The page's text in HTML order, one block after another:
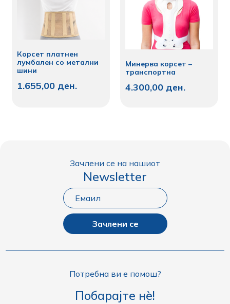
Корсет платнен
лумбален со метални
шини
1.655,00 ден.
Минерва корсет –
транспортна
4.300,00 ден.
Зачлени се на нашиот
Newsletter
Зачлени се
Потребна ви е помош?
Побарајте нè!